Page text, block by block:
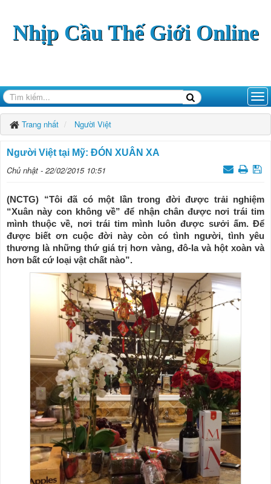
Nhịp Cầu Thế Giới Online
Trang nhất Người Việt
Người Việt tại Mỹ: ĐÓN XUÂN XA
Chủ nhật - 22/02/2015 10:51
(NCTG) “Tôi đã có một lần trong đời được trải nghiệm
“Xuân này con không về” để nhận chân được nơi trái tim
mình thuộc về, nơi trái tim mình luôn được sưởi ấm. Để
được biết ơn cuộc đời này còn có tình người, tình yêu
thương là những thứ giá trị hơn vàng, đô-la và hột xoàn và
hơn bất cứ loại vật chất nào”.